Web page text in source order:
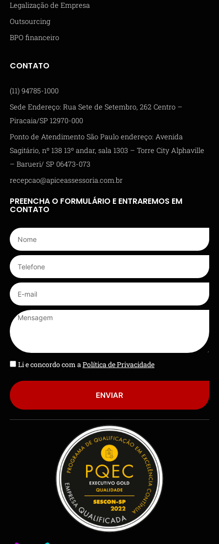
Legalização de Empresa
Outsourcing
BPO financeiro
CONTATO
(11) 94785-1000
Sede Endereço: Rua Sete de Setembro, 262 Centro –
Piracaia/SP 12970-000
Ponto de Atendimento São Paulo endereço: Avenida
Sagitário, nº 138 13º andar, sala 1303 – Torre City Alphaville
– Barueri/ SP 06473-073
recepcao@apiceassessoria.com.br
PREENCHA O FORMULÁRIO E ENTRAREMOS EM
CONTATO
Li e concordo com aPolítica de Privacidade
ENVIAR